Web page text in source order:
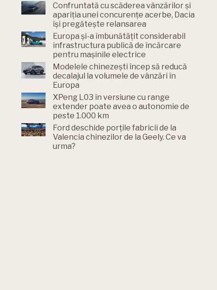
Confruntată cu scăderea vânzărilor și
apariția unei concurențe acerbe, Dacia
își pregătește relansarea
Europa și-a îmbunătățit considerabil
infrastructura publică de încărcare
pentru mașinile electrice
Modelele chinezești încep să reducă
decalajul la volumele de vânzări în
Europa
XPeng L03 în versiune cu range
extender poate avea o autonomie de
peste 1.000 km
Ford deschide porțile fabricii de la
Valencia chinezilor de la Geely. Ce va
urma?